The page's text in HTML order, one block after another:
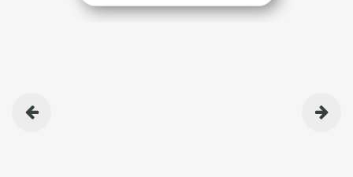
BEITRAGSNAVIGATION